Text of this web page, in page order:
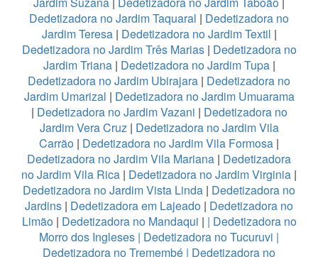
Dedetizadora no Jardim Taquaral | Dedetizadora no
Jardim Teresa| Dedetizadora no Jardim Textil |
Dedetizadora no Jardim Três Marias| Dedetizadora no
Jardim Triana| Dedetizadora no Jardim Tupa|
Dedetizadora no Jardim Ubirajara | Dedetizadora no
Jardim Umarizal | Dedetizadora no Jardim Umuarama
| Dedetizadora no Jardim Vazani | Dedetizadora no
Jardim Vera Cruz| Dedetizadora no Jardim Vila
Carrão | Dedetizadora no Jardim Vila Formosa |
Dedetizadora no Jardim Vila Mariana | Dedetizadora
no Jardim Vila Rica | Dedetizadora no Jardim Virginia |
Dedetizadora no Jardim Vista Linda | Dedetizadora no
Jardins | Dedetizadora em Lajeado | Dedetizadora no
Limão| Dedetizadora no Mandaqui | | Dedetizadora no
Morro dos Ingleses | Dedetizadora no Tucuruvi |
Dedetizadora no Tremembé | Dedetizadora no